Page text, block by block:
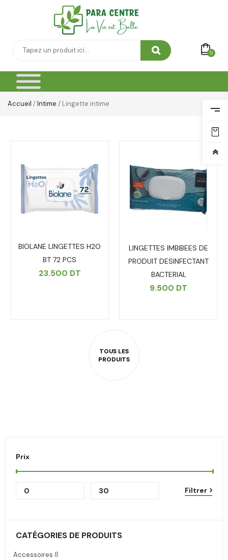
0
Accueil /Intime / Lingette intime
Prix
Filtrer
CATÉGORIES DE PRODUITS
Accessoires 8
BIOLANE LINGETTES H2O
BT 72 PCS
23.500 DT
LINGETTES IMBIBEES DE
PRODUIT DESINFECTANT
BACTERIAL
9.500 DT